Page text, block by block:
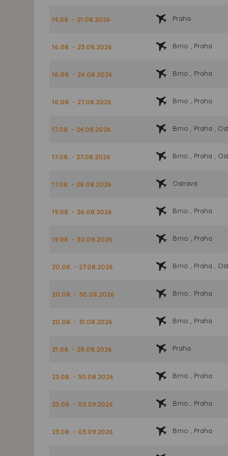
14.08. - 21.08.2026 Praha
16.08. - 23.08.2026 Brno , Praha
16.08. - 26.08.2026 Brno , Praha
16.08. - 27.08.2026 Brno , Praha
17.08. - 24.08.2026 Brno , Praha ,
17.08. - 27.08.2026 Brno , Praha ,
17.08. - 28.08.2026 Ostrava
19.08. - 26.08.2026 Brno , Praha
19.08. - 30.08.2026 Brno , Praha
20.08. - 27.08.2026 Brno , Praha ,
20.08. - 30.08.2026 Brno , Praha
20.08. - 31.08.2026 Brno , Praha
21.08. - 28.08.2026 Praha
23.08. - 30.08.2026 Brno , Praha
23.08. - 02.09.2026 Brno , Praha
23.08. - 03.09.2026 Brno , Praha